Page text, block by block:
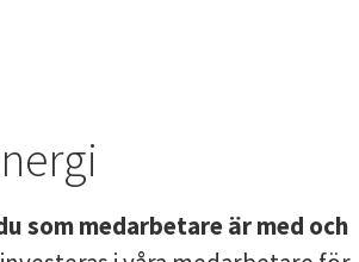
som medarbetare är med och